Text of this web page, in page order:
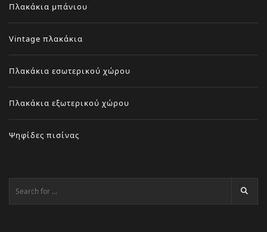
Πλακάκια μπάνιου
Vintage πλακάκια
Πλακάκια εσωτερικού χώρου
Πλακάκια εξωτερικού χώρου
Ψηφίδες πισίνας